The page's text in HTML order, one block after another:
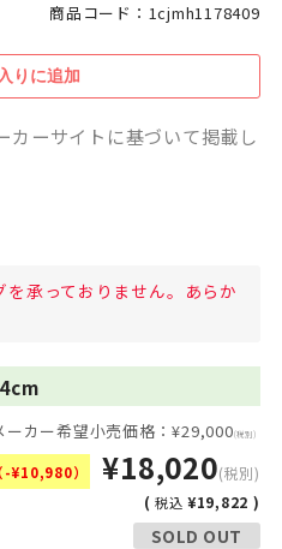
商品コード：1cjmh1178409
カーサイトに基づいて掲載し
承っておりません。あらか
ーカー希望小売価格：¥29,000(税別)
-¥10,980） ¥18,020(税別)
(税込 ¥19,822 )
SOLD OUT